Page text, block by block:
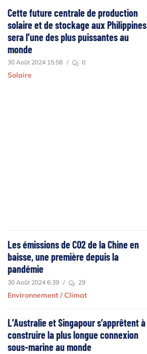
Cette future centrale de production
solaire et de stockage aux Philippines
sera l’une des plus puissantes au
monde
30 Août 2024 15:58 / 0
Solaire
Les émissions de CO2 de la Chine en
baisse, une première depuis la
pandémie
30 Août 2024 6:39 / 29
Environnement / Climat
L’Australie et Singapour s’apprêtent à
construire la plus longue connexion
sous-marine au monde